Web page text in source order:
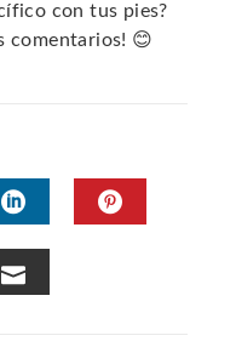
con tus pies?
comentarios! 😊
LINKEDIN